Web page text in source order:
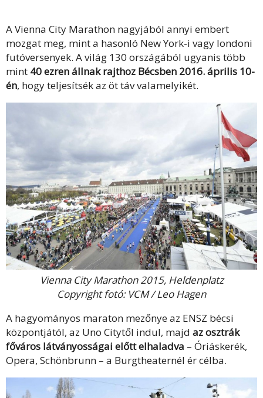
A Vienna City Marathon nagyjából annyi embert
mozgat meg, mint a hasonló New York-i vagy londoni
futóversenyek. A világ 130 országából ugyanis több
mint 40 ezren állnak rajthoz Bécsben 2016. április 10-
én, hogy teljesítsék az öt táv valamelyikét.
Vienna City Marathon 2015, Heldenplatz
Copyright fotó: VCM / Leo Hagen
A hagyományos maraton mezőnye az ENSZ bécsi
központjától, az Uno Citytől indul, majd az osztrák
főváros látványosságai előtt elhaladva – Óriáskerék,
Opera, Schönbrunn – a Burgtheaternél ér célba.